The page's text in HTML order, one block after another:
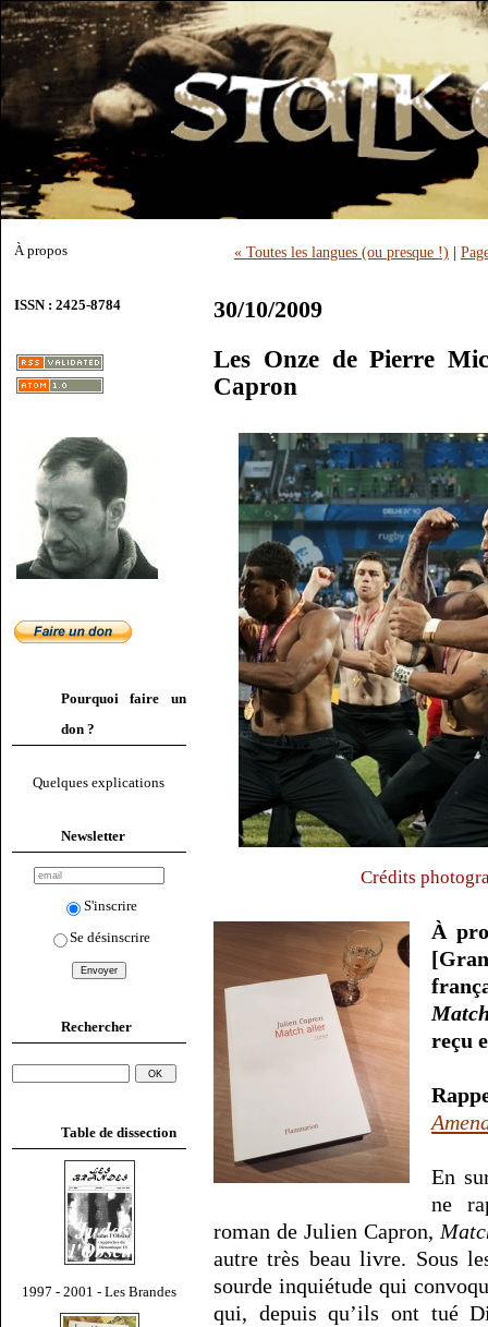
À propos
ISSN : 2425-8784
Pourquoi faire un
don ?
Quelques explications
Newsletter
S'inscrire
Se désinscrire
Rechercher
Table de dissection
1997 - 2001 - Les Brandes
« Toutes les langues (ou presque !) |
30/10/2009
Les Onze de Pierre
Capron
Crédits
À
reçu
En
ne
roman de Julien Capron,
autre très beau livre. Sous
sourde inquiétude qui
qui, depuis qu’ils ont tué